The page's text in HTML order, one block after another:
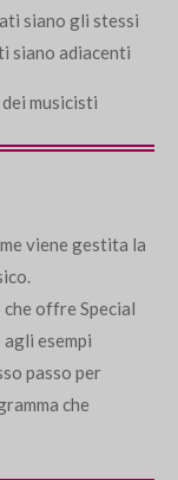
siano gli stessi
siano adiacenti
musicisti
viene gestita la
offre Special
esempi
passo per
che